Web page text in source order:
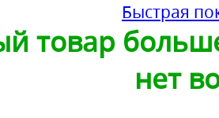
Быстрая
товар
нет